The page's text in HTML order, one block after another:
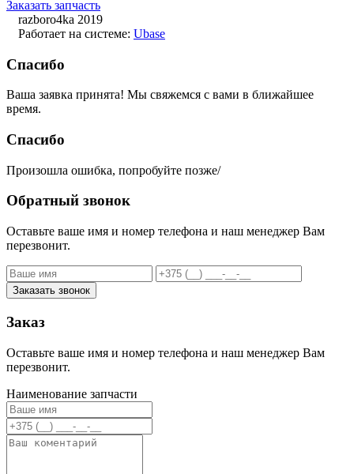
Заказать запчасть
razboro4ka 2019
Работает на системе: Ubase
Спасибо
Ваша заявка принята! Мы свяжемся с вами в ближайшее
время.
Спасибо
Произошла ошибка, попробуйте позже/
Обратный звонок
Оставьте ваше имя и номер телефона и наш менеджер Вам
перезвонит.
Заказать звонок
Заказ
Оставьте ваше имя и номер телефона и наш менеджер Вам
перезвонит.
Наименование запчасти